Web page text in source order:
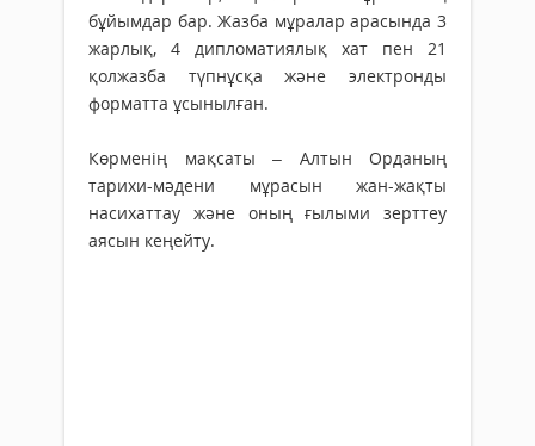
бұйымдар бар. Жазба мұралар арасында 3
жарлық, 4 дипломатиялық хат пен 21
қолжазба түпнұсқа және электронды
форматта ұсынылған.
Көрменің мақсаты – Алтын Орданың
тарихи-мәдени мұрасын жан-жақты
насихаттау және оның ғылыми зерттеу
аясын кеңейту.